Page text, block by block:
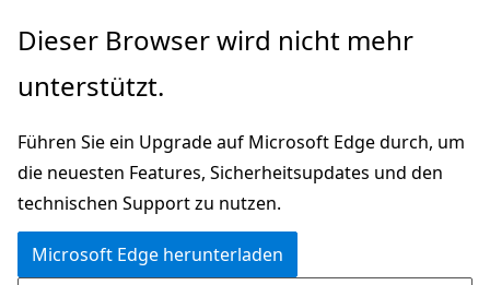
Zu
wechseln
Dieser Browser wird nicht mehr
unterstützt.
Führen Sie ein Upgrade auf Microsoft Edge durch, um
die neuesten Features, Sicherheitsupdates und den
technischen Support zu nutzen.
Microsoft Edge herunterladen